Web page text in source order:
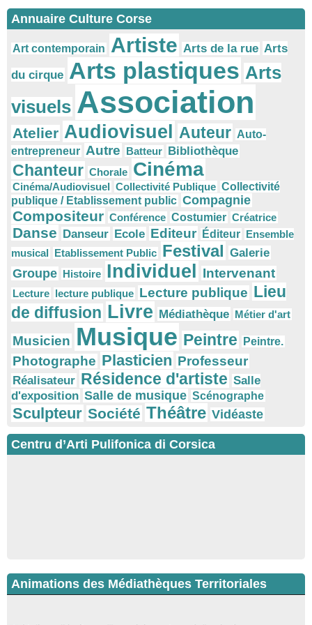
Annuaire Culture Corse
Art contemporain Artiste Arts de la rue Arts
du cirque Arts plastiques Arts
visuels Association
Atelier Audiovisuel Auteur Auto-
entrepreneur Autre Batteur Bibliothèque
Chanteur Chorale Cinéma
Cinéma/Audiovisuel Collectivité Publique Collectivité
publique / Etablissement public Compagnie
Compositeur Conférence Costumier Créatrice
Danse Danseur Ecole Editeur Éditeur Ensemble
musical Etablissement Public Festival Galerie
Groupe Histoire Individuel Intervenant
Lecture lecture publique Lecture publique Lieu
de diffusion Livre Médiathèque Métier d'art
Musicien Musique Peintre Peintre.
Photographe Plasticien Professeur
Réalisateur Résidence d'artiste Salle
d'exposition Salle de musique Scénographe
Sculpteur Société Théâtre Vidéaste
Centru d’Arti Pulifonica di Corsica
Animations des Médiathèques Territoriales